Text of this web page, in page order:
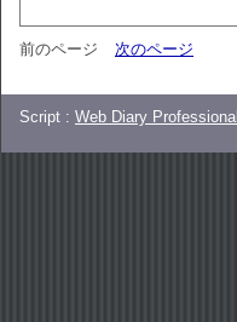
前のページ
次のページ
Script : Web Diary Professional